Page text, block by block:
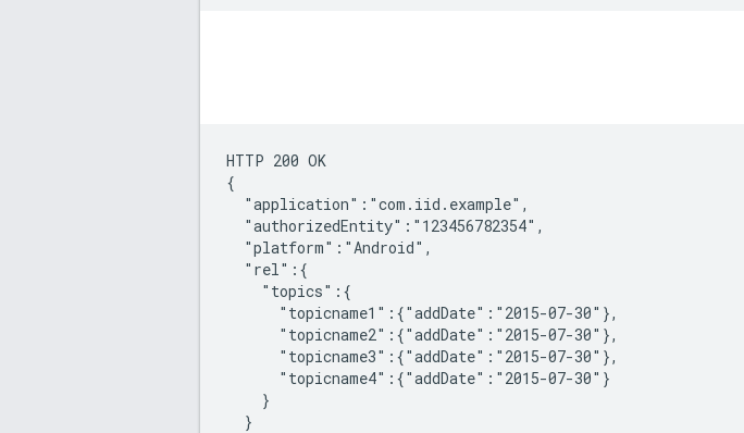
HTTP 200 OK
{
  "application":"com.iid.example",
  "authorizedEntity":"123456782354",
  "platform":"Android",
  "rel":{
    "topics":{
      "topicname1":{"addDate":"2015-07-30"},
      "topicname2":{"addDate":"2015-07-30"},
      "topicname3":{"addDate":"2015-07-30"},
      "topicname4":{"addDate":"2015-07-30"}
    }
  }